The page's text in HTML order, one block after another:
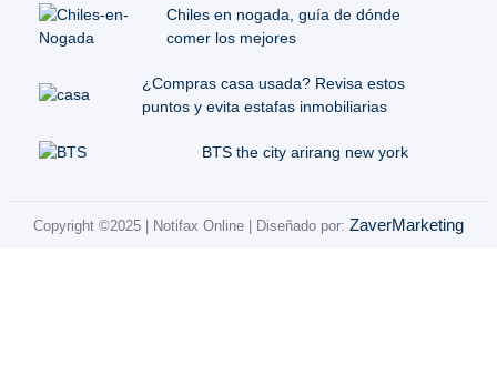
Chiles en nogada, guía de dónde
comer los mejores
¿Compras casa usada? Revisa estos
puntos y evita estafas inmobiliarias
BTS the city arirang new york
Copyright ©2025 | Notifax Online | Diseñado por: ZaverMarketing